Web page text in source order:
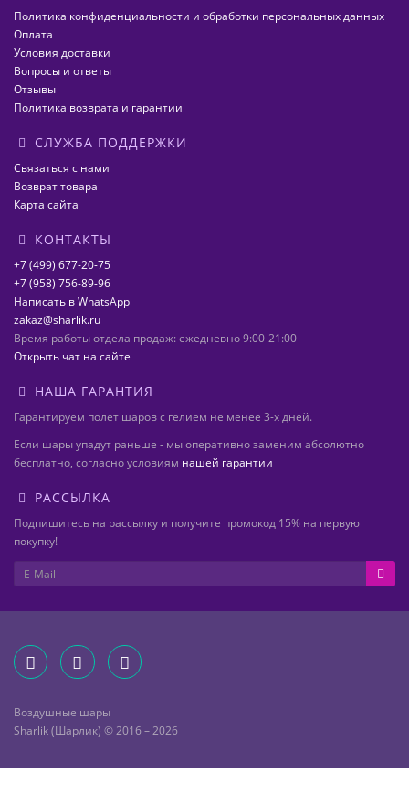
Политика конфиденциальности и обработки персональных данных
Оплата
Условия доставки
Вопросы и ответы
Отзывы
Политика возврата и гарантии
СЛУЖБА ПОДДЕРЖКИ
Связаться с нами
Возврат товара
Карта сайта
КОНТАКТЫ
+7 (499) 677-20-75
+7 (958) 756-89-96
Написать в WhatsApp
zakaz@sharlik.ru
Время работы отдела продаж: ежедневно 9:00-21:00
Открыть чат на сайте
НАША ГАРАНТИЯ
Гарантируем полёт шаров с гелием не менее 3-х дней.
Если шары упадут раньше - мы оперативно заменим абсолютно
бесплатно, согласно условиям нашей гарантии
РАССЫЛКА
Подпишитесь на рассылку и получите промокод 15% на первую
покупку!
Воздушные шары
Sharlik (Шарлик) © 2016 – 2026